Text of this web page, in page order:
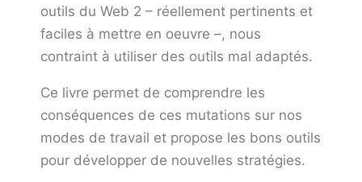
outils du Web 2 – réellement pertinents et
faciles à mettre en oeuvre –, nous
contraint à utiliser des outils mal adaptés.
Ce livre permet de comprendre les
conséquences de ces mutations sur nos
modes de travail et propose les bons outils
pour développer de nouvelles stratégies.